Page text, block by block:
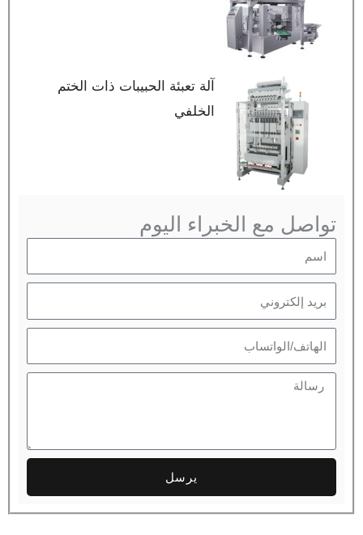
آلة تعبئة الحبيبات ذات الختم
الخلفي
تواصل مع الخبراء اليوم
اسم
إلكتروني
الهاتف
رسالة
يرسل